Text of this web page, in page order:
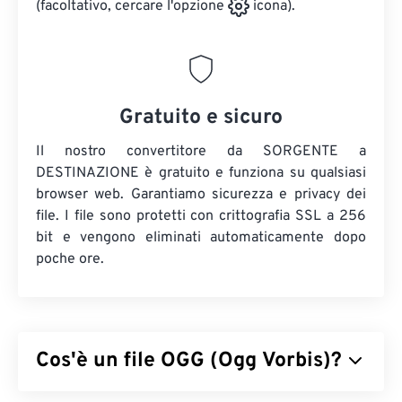
(facoltativo, cercare l'opzione icona).
Gratuito e sicuro
Il nostro convertitore da SORGENTE a
DESTINAZIONE è gratuito e funziona su qualsiasi
browser web. Garantiamo sicurezza e privacy dei
file. I file sono protetti con crittografia SSL a 256
bit e vengono eliminati automaticamente dopo
poche ore.
Cos'è un file OGG (Ogg Vorbis)?